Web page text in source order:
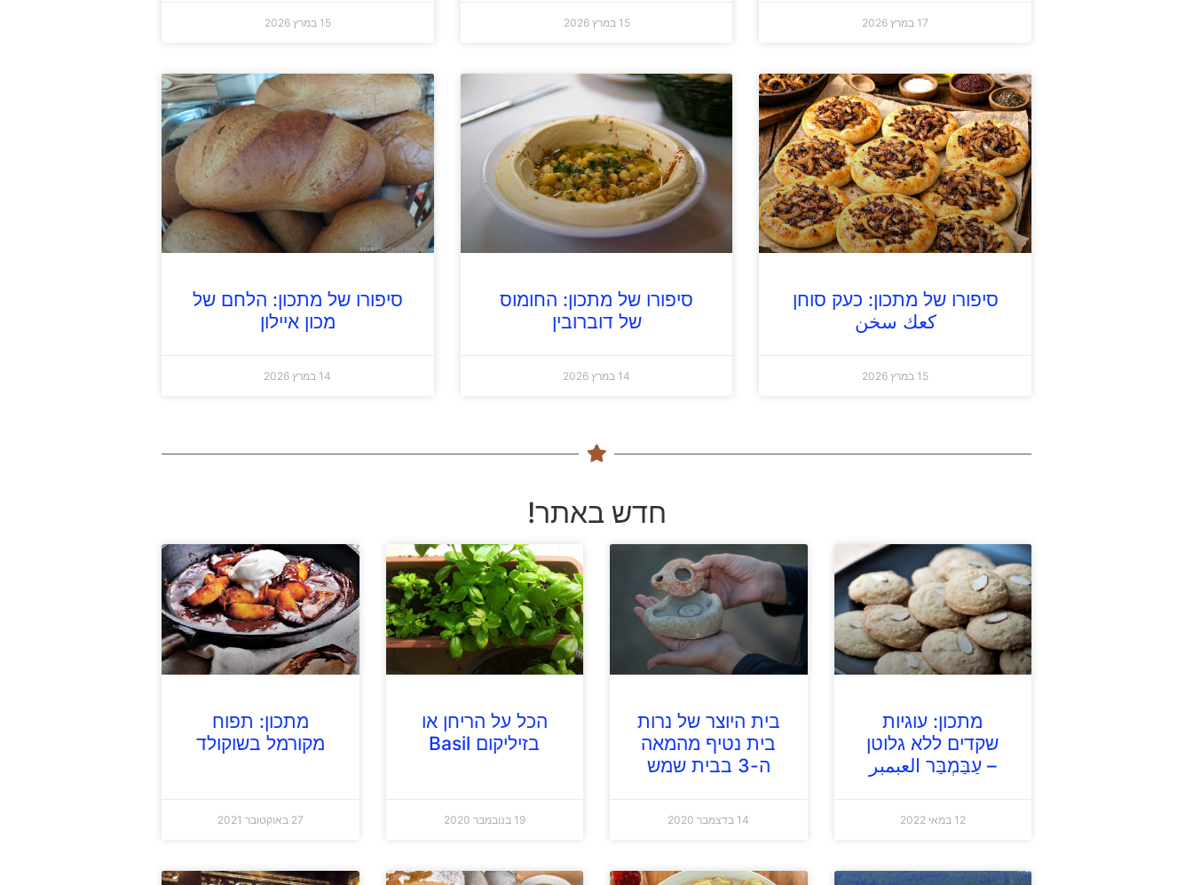
17 במרץ 2026 15 במרץ 2026 15 במרץ 2026
סיפורו של מתכון: כעק סוחן
كعك سخن
15 במרץ 2026
סיפורו של מתכון: החומוס
של דוברובין
14 במרץ 2026
סיפורו של מתכון: הלחם של
מכון איילון
14 במרץ 2026
חדש באתר!
מתכון: עוגיות
שקדים ללא גלוטן
– עַבַּמְבַּר العبمبر
12 במאי 2022
בית היוצר של נרות
בית נטיף מהמאה
ה-3 בבית שמש
14 בדצמבר 2020
הכל על הריחן או
בזיליקום Basil
19 בנובמבר 2020
מתכון: תפוח
מקורמל בשוקולד
27 באוקטובר 2021